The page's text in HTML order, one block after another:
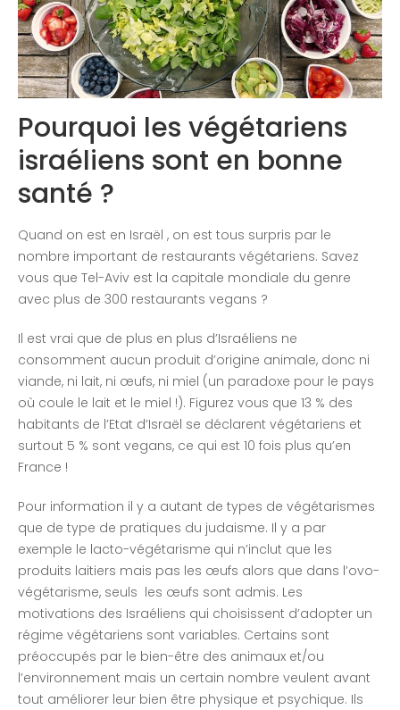
Pourquoi les végétariens
israéliens sont en bonne
santé ?
Quand on est en Israël , on est tous surpris par le
nombre important de restaurants végétariens. Savez
vous que Tel-Aviv est la capitale mondiale du genre
avec plus de 300 restaurants vegans ?
Il est vrai que de plus en plus d’Israéliens ne
consomment aucun produit d’origine animale, donc ni
viande, ni lait, ni œufs, ni miel (un paradoxe pour le pays
où coule le lait et le miel !). Figurez vous que 13 % des
habitants de l’Etat d’Israël se déclarent végétariens et
surtout 5 % sont vegans, ce qui est 10 fois plus qu’en
France !
Pour information il y a autant de types de végétarismes
que de type de pratiques du judaisme. Il y a par
exemple le lacto-végétarisme qui n’inclut que les
produits laitiers mais pas les œufs alors que dans l’ovo-
végétarisme, seuls les œufs sont admis. Les
motivations des Israéliens qui choisissent d’adopter un
régime végétariens sont variables. Certains sont
préoccupés par le bien-être des animaux et/ou
l’environnement mais un certain nombre veulent avant
tout améliorer leur bien être physique et psychique. Ils